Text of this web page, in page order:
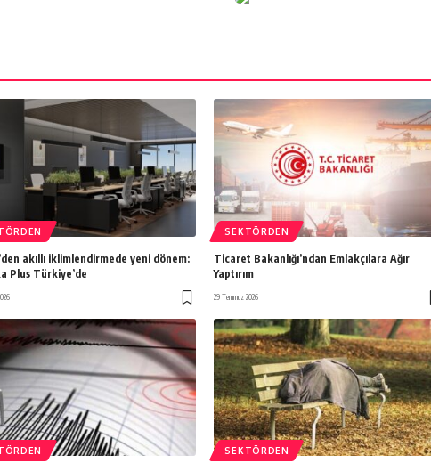
akıllı iklimlendirmede yeni dönem:
Plus Türkiye’de
SEKTÖRDEN
Ticaret Bakanlığı’ndan Emlakçılara Ağır
Yaptırım
29 Temmuz 2026
SEKTÖRDEN